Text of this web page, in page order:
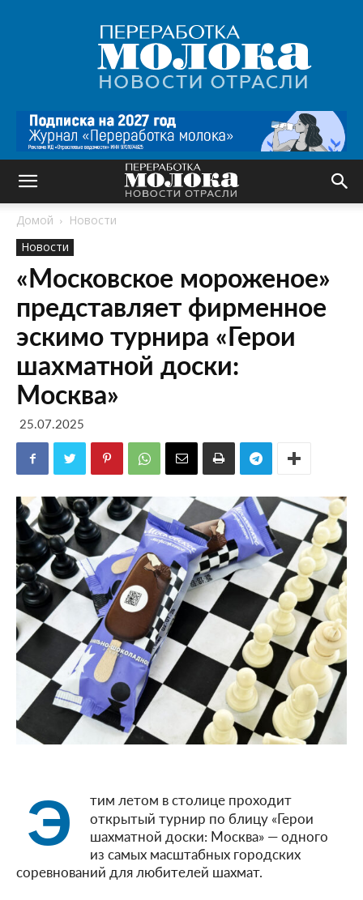
Переработка
молока
|
Новости
Домой
Новости
Новости
«Московское мороженое»
представляет фирменное
эскимо турнира «Герои
шахматной доски:
Москва»
25.07.2025
Э
тим летом в столице проходит
открытый турнир по блицу «Герои
шахматной доски: Москва» — одного
из самых масштабных городских
соревнований для любителей шахмат.